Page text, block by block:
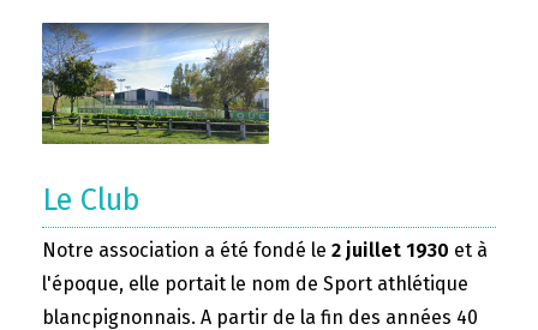
Le Club
Notre association a été fondé le 2 juillet 1930 et à
l'époque, elle portait le nom de Sport athlétique
blancpignonnais. A partir de la fin des années 40